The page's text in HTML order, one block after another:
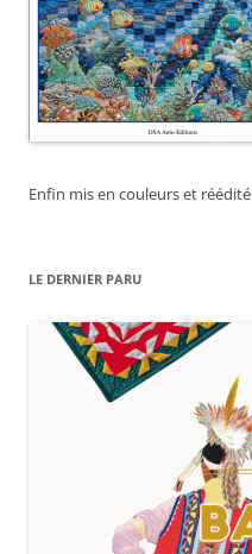
Enfin mis en couleurs et réédité
LE DERNIER PARU